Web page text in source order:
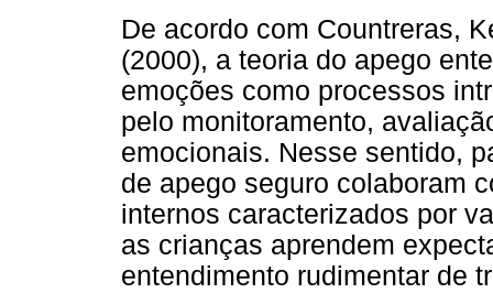
De acordo com Countreras,
(2000), a teoria do apego
emoções como processos
pelo monitoramento,
emocionais. Nesse sentido,
de apego seguro colaboram
internos caracterizados por
as crianças aprendem
entendimento rudimentar de